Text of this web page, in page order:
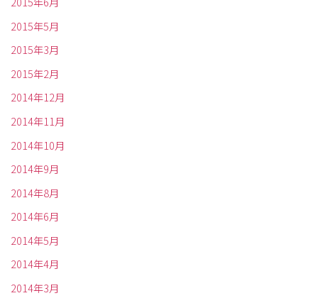
2015年5月
2015年3月
2015年2月
2014年12月
2014年11月
2014年10月
2014年9月
2014年8月
2014年6月
2014年5月
2014年4月
2014年3月